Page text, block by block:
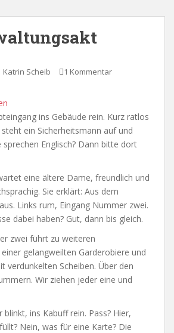
Katrin Scheib 1 Kommentar
ins Gebäude rein. Kurz ratlos
ein Sicherheitsmann auf und
sprechen Englisch? Dann bitte dort
eine ältere Dame, freundlich und
Sie erklärt: Aus dem
Links rum, Eingang Nummer zwei.
dabei haben? Gut, dann bis gleich.
zwei führt zu weiteren
gelangweilten Garderobiere und
verdunkelten Scheiben. Über den
Wir ziehen jeder eine und
blinkt, ins Kabuff rein. Pass? Hier,
Nein, was für eine Karte? Die